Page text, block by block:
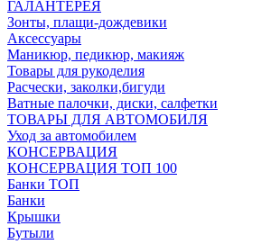
ГАЛАНТЕРЕЯ
Зонты, плащи-дождевики
Аксессуары
Маникюр, педикюр, макияж
Товары для рукоделия
Расчески, заколки,бигуди
Ватные палочки, диски, салфетки
ТОВАРЫ ДЛЯ АВТОМОБИЛЯ
Уход за автомобилем
КОНСЕРВАЦИЯ
КОНСЕРВАЦИЯ ТОП 100
Банки ТОП
Банки
Крышки
Бутыли